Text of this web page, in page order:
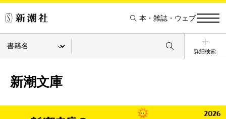
本・雑誌・ウェブ
詳細検索
新潮文庫